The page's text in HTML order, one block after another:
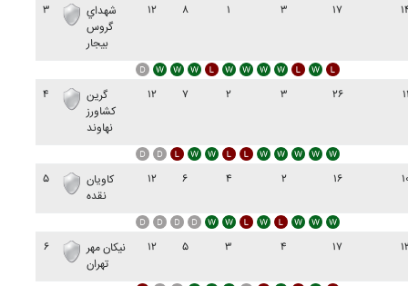
۳
شهداي
گروس
بيجار
۱۲ ۸ ۱ ۳ ۱۷
۴
گرين
کشاورز
نهاوند
۱۲ ۷ ۲ ۳ ۲۶
۵
کاويان
نقده
۱۲ ۶ ۴ ۲ ۱۶
۶
نيکان مهر
تهران
۱۲ ۵ ۳ ۴ ۱۷